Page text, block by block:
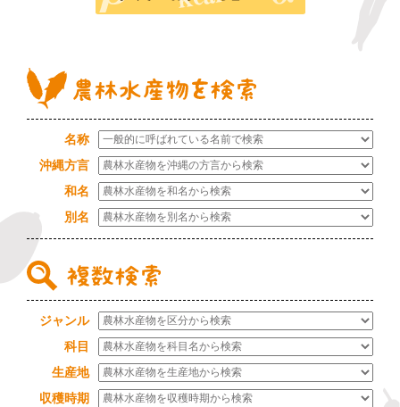
名称
沖縄方言
和名
別名
ジャンル
科目
生産地
収穫時期